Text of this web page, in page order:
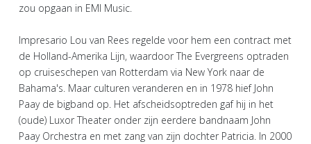
zou opgaan in EMI Music.
Impresario Lou van Rees regelde voor hem een contract met
de Holland-Amerika Lijn, waardoor The Evergreens optraden
op cruiseschepen van Rotterdam via New York naar de
Bahama's. Maar culturen veranderen en in 1978 hief John
Paay de bigband op. Het afscheidsoptreden gaf hij in het
(oude) Luxor Theater onder zijn eerdere bandnaam John
Paay Orchestra en met zang van zijn dochter Patricia. In 2000